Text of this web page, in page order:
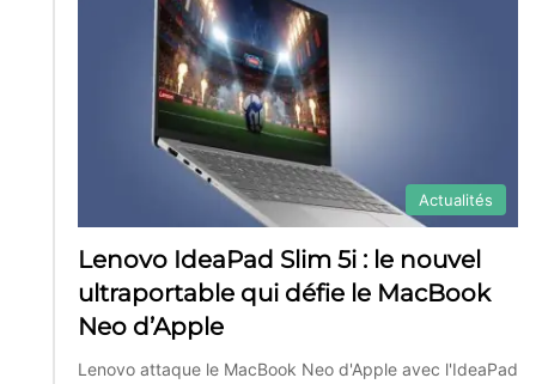
Actualités
Lenovo IdeaPad Slim 5i : le nouvel
ultraportable qui défie le MacBook
Neo d’Apple
Lenovo attaque le MacBook Neo d'Apple avec l'IdeaPad